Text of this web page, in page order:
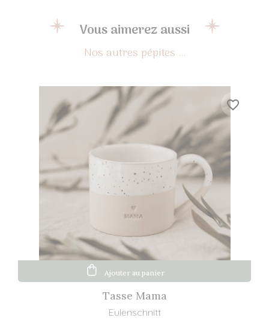
Vous aimerez aussi
Tasse Mama
Eulenschnitt
Ajouter au panier
favorite_border